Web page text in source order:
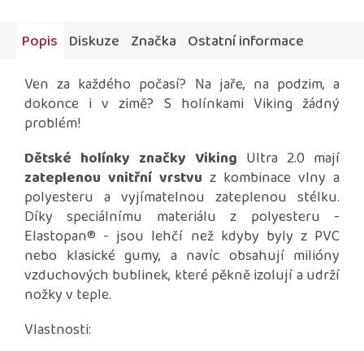
Popis Diskuze Značka Ostatní informace
Ven za každého počasí? Na jaře, na podzim, a
dokonce i v zimě? S holínkami Viking žádný
problém!
Dětské holínky značky Viking Ultra 2.0 mají
zateplenou vnitřní vrstvu z kombinace vlny a
polyesteru a vyjímatelnou zateplenou stélku.
Díky speciálnímu materiálu z polyesteru -
Elastopan® - jsou lehčí než kdyby byly z PVC
nebo klasické gumy, a navíc obsahují milióny
vzduchových bublinek, které pěkně izolují a udrží
nožky v teple.
Vlastnosti: